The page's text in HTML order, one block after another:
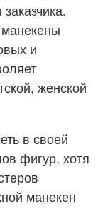
и
женской
в своей
фигур, хотя
манекен